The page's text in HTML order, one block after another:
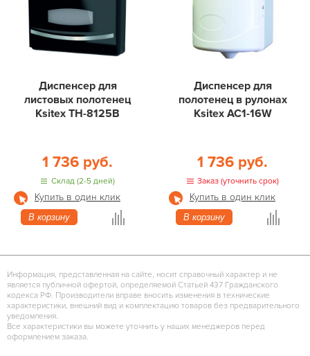
Диспенсер для
листовых полотенец
Ksitex ТН-8125B
1 736 руб.
Склад (2-5 дней)
Купить в один клик
В корзину
Диспенсер для
полотенец в рулонах
Ksitex АС1-16W
1 736 руб.
Заказ (уточнить срок)
Купить в один клик
В корзину
Информация, представленная на сайте, носит справочный характер и не
является публичной офертой, определяемой Статьей 437 Гражданского
кодекса РФ. Производители вправе вносить изменения в технические
характеристики, внешний вид и комплектацию товаров без предварительного
уведомления.
Все характеристики вы можете уточнить у наших менеджеров перед
оформлением заказа.